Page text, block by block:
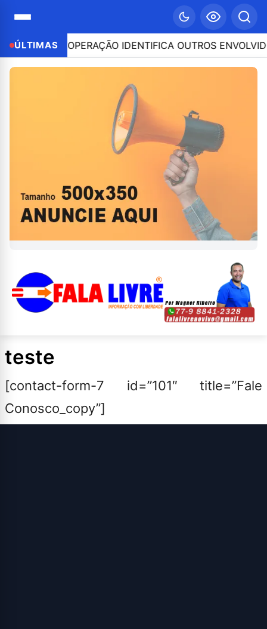
ÚLTIMAS
FÉLIX; OPERAÇÃO IDENTIFICA OUTROS ENVOLVIDOS
teste
[contact-form-7 id=”101″ title=”Fale
Conosco_copy”]